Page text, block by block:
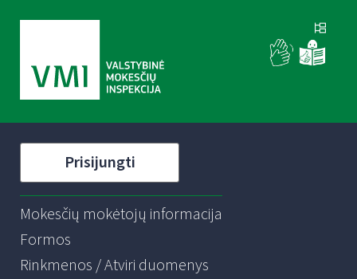
Prisijungti
Mokesčių mokėtojų informacija
Formos
Rinkmenos / Atviri duomenys